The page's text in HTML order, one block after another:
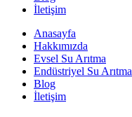
İletişim
Anasayfa
Hakkımızda
Evsel Su Arıtma
Endüstriyel Su Arıtma
Blog
İletişim